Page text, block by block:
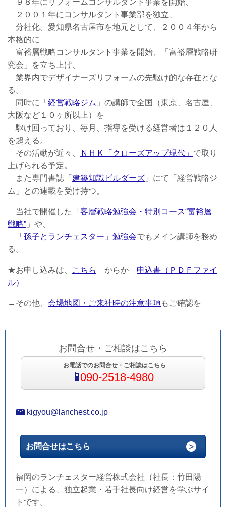
９８年にリフォームコンサルタント事業を開始、
２００１年にコンサルタント事業部を独立、
分社化。愛知県名古屋市を地元として、２００４年から
本格的に
富裕層戦略コンサルタント事業を開始、「富裕層戦略研
究会」を立ち上げ、
業界内でデザイナーズリフォームの先駆け的な存在とな
る。
同時に「 経営戦略ジム 」の講師で全国（東京、名古屋、
大阪など１０ヶ所以上）を
駆け回っており、毎月、指導を受ける経営者は１２０人
を超える。
その活動が近々、
ＮＨＫ「クローズアップ現代」 で取り
上げられる予定。
また専門書誌「 建築知識ビルダーズ 」にて「経営戦略ジ
ム」との連載を受け持つ。
当社で開催した「 客層戦略勉強会・特別コース“富裕層
戦略” 」や、
「孫子とランチェスター」勉強会でもメイン講師を務め
る。
★お申し込みは、 こちら からか 申込書（ＰＤＦファイ
ル）
→その他、 会場地図・ご来社時の注意事項もご確認を
お問合せ・ご相談はこちら
お電話でのお問合せ・ご相談はこちら
090-2518-4980
kigyou@lanchest.co.jp
お問合せはこちら
福岡のランチェスター経営株式会社（社長：竹田陽
一）による、独立起業・若手社長向け経営を学ぶサイ
トです。